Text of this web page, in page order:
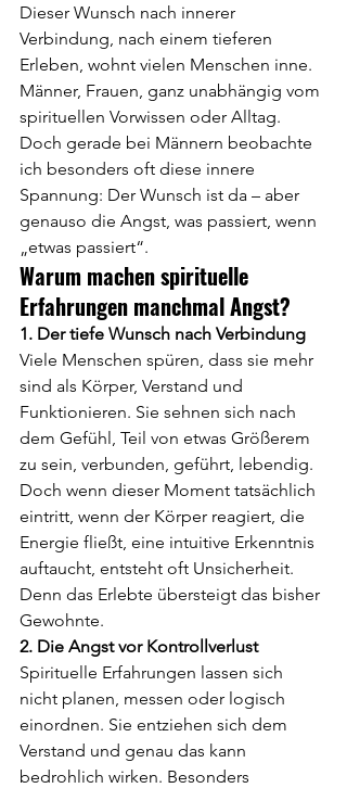
Dieser Wunsch nach innerer
Verbindung, nach einem tieferen
Erleben, wohnt vielen Menschen inne.
Männer, Frauen, ganz unabhängig vom
spirituellen Vorwissen oder Alltag.
Doch gerade bei Männern beobachte
ich besonders oft diese innere
Spannung: Der Wunsch ist da – aber
genauso die Angst, was passiert, wenn
„etwas passiert“.
Warum machen spirituelle
Erfahrungen manchmal Angst?
1. Der tiefe Wunsch nach Verbindung
Viele Menschen spüren, dass sie mehr
sind als Körper, Verstand und
Funktionieren. Sie sehnen sich nach
dem Gefühl, Teil von etwas Größerem
zu sein, verbunden, geführt, lebendig.
Doch wenn dieser Moment tatsächlich
eintritt, wenn der Körper reagiert, die
Energie fließt, eine intuitive Erkenntnis
auftaucht, entsteht oft Unsicherheit.
Denn das Erlebte übersteigt das bisher
Gewohnte.
2. Die Angst vor Kontrollverlust
Spirituelle Erfahrungen lassen sich
nicht planen, messen oder logisch
einordnen. Sie entziehen sich dem
Verstand und genau das kann
bedrohlich wirken. Besonders